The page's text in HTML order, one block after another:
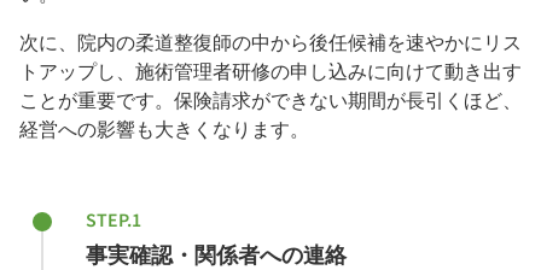
次に、院内の柔道整復師の中から後任候補を速やかにリス
トアップし、施術管理者研修の申し込みに向けて動き出す
ことが重要です。保険請求ができない期間が長引くほど、
経営への影響も大きくなります。
STEP.1
事実確認・関係者への連絡